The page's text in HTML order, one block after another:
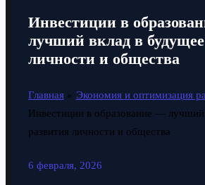
Инвестиции в
лучший вклад в
личности и общества
Главная
Экономия и оптимизация
Инвестиции в образование — лучший
развития личности и общества
6 февраля, 2026